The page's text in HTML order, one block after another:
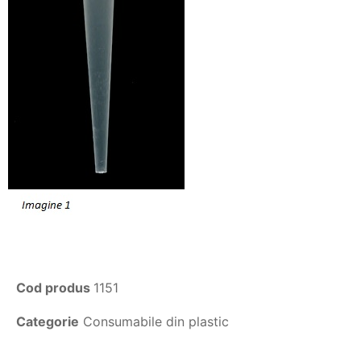
Cod produs 1151
Categorie Consumabile din plastic